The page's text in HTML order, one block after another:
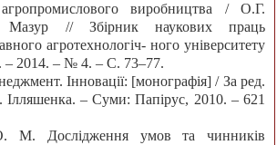
виробництва / О.Г.
// Збірник наукових праць
агротехнологіч- ного університету
– 2014. – № 4. – С. 73–77.
Інновації: [монографія] / За ред.
– Суми: Папірус, 2010. – 621
М. Дослідження умов та чинників